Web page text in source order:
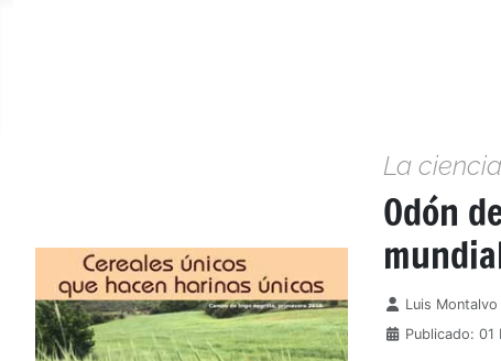
La
Odón
Detalles
Luis
Publicado: